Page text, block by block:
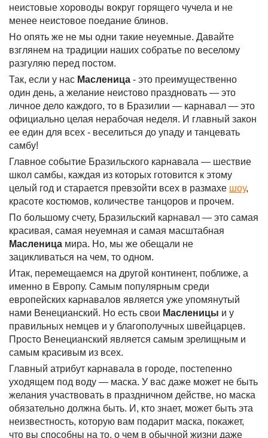
неистовые хороводы вокруг горящего чучела и не
менее неистовое поедание блинов.
Но опять же не мы одни такие неуемные. Давайте
взглянем на традиции наших собратье по веселому
разгуляю перед постом.
Так, если у нас Масленица - это преимущественно
один день, а желание неистово праздновать — это
личное дело каждого, то в Бразилии — карнавал — это
официально целая нерабочая неделя. И главный закон
ее един для всех - веселиться до упаду и танцевать
самбу!
Главное событие Бразильского карнавала — шествие
школ самбы, каждая из которых готовится к этому
целый год и старается превзойти всех в размахе шоу,
красоте костюмов, количестве танцоров и прочем.
По большому счету, Бразильский карнавал — это самая
красивая, самая неуемная и самая масштабная
Масленица мира. Но, мы же обещали не
зацикливаться на чем, то одном.
Итак, перемещаемся на другой континент, поближе, а
именно в Европу. Самым популярным среди
европейских карнавалов является уже упомянутый
нами Венецианский. Но есть свои Масленицы и у
правильных немцев и у благополучных швейцарцев.
Просто Венецианский является самым зрелищным и
самым красивым из всех.
Главный атрибут карнавала в городе, постепенно
уходящем под воду — маска. У вас даже может не быть
желания участвовать в праздничном действе, но маска
обязательно должна быть. И, кто знает, может быть эта
неизвестность, которую вам подарит маска, покажет,
что вы способны на то, о чем в обычной жизни даже